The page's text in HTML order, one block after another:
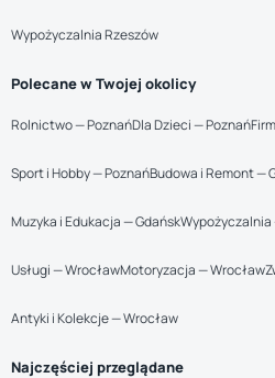
Wypożyczalnia Rzeszów
Polecane w Twojej okolicy
Rolnictwo — PoznańDla Dzieci — Poznań
Sport i Hobby — PoznańBudowa i Remont —
Muzyka i Edukacja — GdańskWypożyczalnia
Usługi — WrocławMotoryzacja — Wrocław
Antyki i Kolekcje — Wrocław
Najczęściej przeglądane